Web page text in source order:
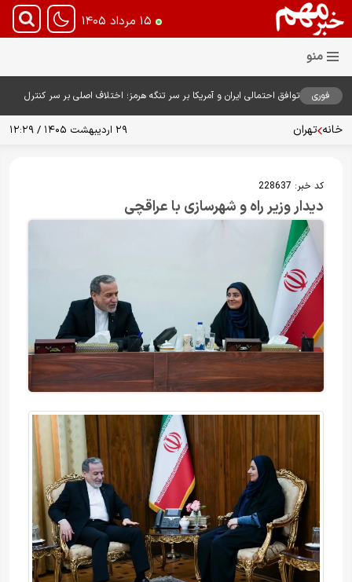
۱۵ مرداد ۱۴۰۵
فوری
توافق احتمالی ایران و آمریکا بر سر تنگه هرمز؛ اختلاف اصلی بر سر کنترل
خانه تهران ۲۹ اردیبهشت ۱۴۰۵ / ۱۲:۲۹
کد خبر: 228637
دیدار وزیر راه و شهرسازی با عراقچی